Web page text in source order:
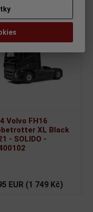
ja na sklade
Volvo FH16
XL Black
- SOLIDO -
EUR (1 749 Kč)